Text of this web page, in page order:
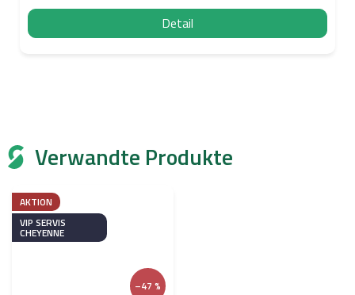
Verwandte Produkte
AKTION
VIP SERVIS
CHEYENNE
–47 %
Detail